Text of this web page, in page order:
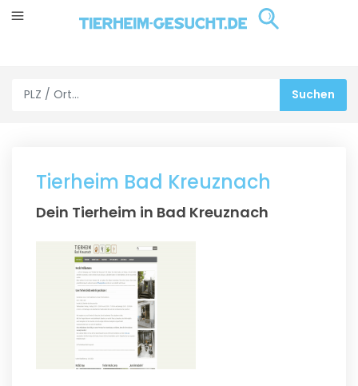
Tierheim Bad Kreuznach
Dein Tierheim in Bad Kreuznach